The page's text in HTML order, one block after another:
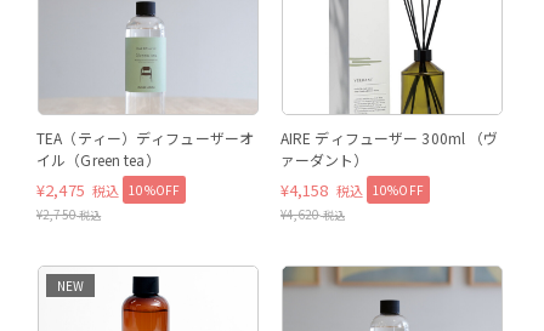
TEA（ティー）ディフューザーオ
イル（Green tea）
¥2,475 税込 10%OFF
¥2,750税込
AIRE ディフューザー 300ml （ヴ
ァーダント）
¥4,158 税込
10%OFF
¥4,620税込
NEW